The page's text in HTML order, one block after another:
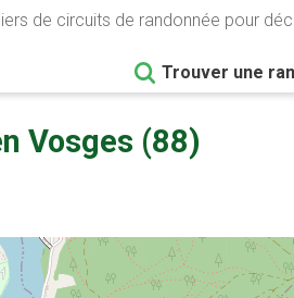
de circuits de randonnée pour
Trouver une
Vosges (88)